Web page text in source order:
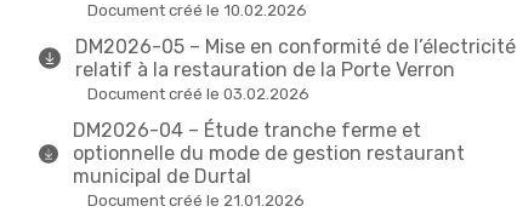
Document créé le 10.02.2026
DM2026-05 – Mise en conformité de l’électricité
relatif à la restauration de la Porte Verron
Document créé le 03.02.2026
DM2026-04 – Étude tranche ferme et
optionnelle du mode de gestion restaurant
municipal de Durtal
Document créé le 21.01.2026